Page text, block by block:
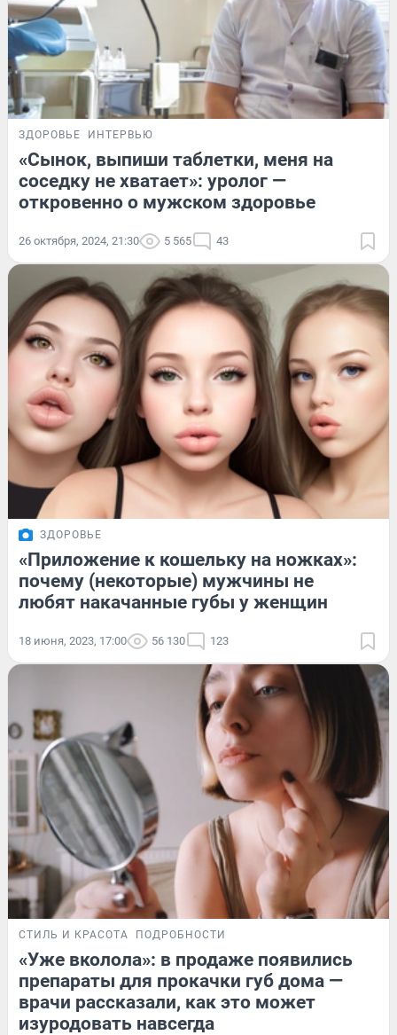
ЗДОРОВЬЕ ИНТЕРВЬЮ
«Сынок, выпиши таблетки, меня на
соседку не хватает»: уролог —
откровенно о мужском здоровье
26 октября, 2024, 21:30 5 565 43
ЗДОРОВЬЕ
«Приложение к кошельку на ножках»:
почему (некоторые) мужчины не
любят накачанные губы у женщин
18 июня, 2023, 17:00 56 130 123
СТИЛЬ И КРАСОТА ПОДРОБНОСТИ
«Уже вколола»: в продаже появились
препараты для прокачки губ дома —
врачи рассказали, как это может
изуродовать навсегда